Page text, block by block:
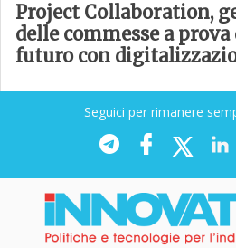
Project Collaboration,
delle commesse a prova
futuro con
Seguici per rimanere